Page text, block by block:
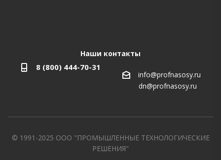
Наши контакты
8 (800) 444-70-31
info@profnasosy.ru
dn@profnasosy.ru
© 1991-2025 ООО "ПРОМЫШЛЕННЫЕ ТЕХНОЛОГИЧЕСКИЕ
РЕШЕНИЯ"